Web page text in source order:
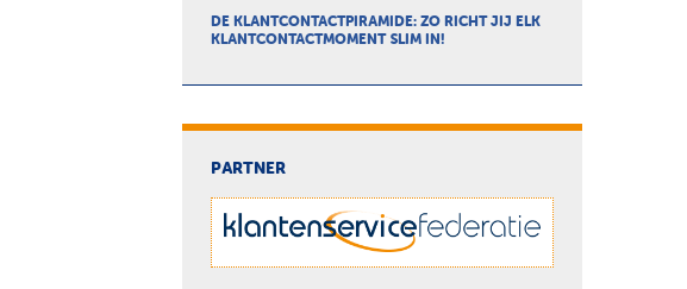
DE KLANTCONTACTPIRAMIDE: ZO RICHT JIJ ELK
KLANTCONTACTMOMENT SLIM IN!
PARTNER